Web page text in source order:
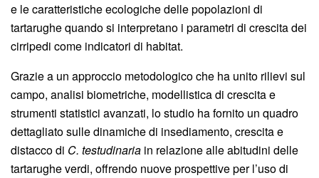
e le caratteristiche ecologiche delle popolazioni di
tartarughe quando si interpretano i parametri di crescita dei
cirripedi come indicatori di habitat.
Grazie a un approccio metodologico che ha unito rilievi sul
campo, analisi biometriche, modellistica di crescita e
strumenti statistici avanzati, lo studio ha fornito un quadro
dettagliato sulle dinamiche di insediamento, crescita e
distacco di C. testudinaria in relazione alle abitudini delle
tartarughe verdi, offrendo nuove prospettive per l’uso di